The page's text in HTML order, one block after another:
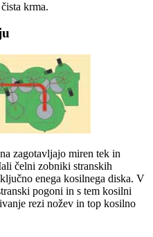
krma.
zagotavljajo miren tek in
čelni zobniki stranskih
enega kosilnega diska. V
pogoni in s tem kosilni
rezi nožev in top kosilno